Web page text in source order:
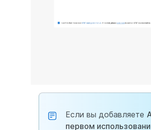
Если вы добавляете
первом